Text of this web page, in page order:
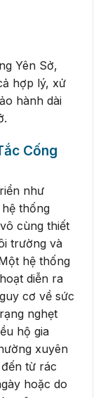
Yên Sở,
hợp lý, xử
hành dài
Cống
như
thống
cùng thiết
trường và
hệ thống
diễn ra
cơ về sức
nghẹt
hộ gia
xuyên
từ rác
hoặc do